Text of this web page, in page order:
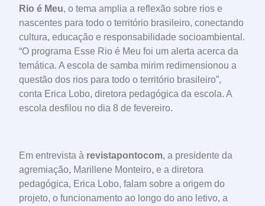
Rio é Meu, o tema amplia a reflexão sobre rios e
nascentes para todo o território brasileiro, conectando
cultura, educação e responsabilidade socioambiental.
“O programa Esse Rio é Meu foi um alerta acerca da
temática. A escola de samba mirim redimensionou a
questão dos rios para todo o território brasileiro”,
conta Erica Lobo, diretora pedagógica da escola. A
escola desfilou no dia 8 de fevereiro.
Em entrevista à revistapontocom, a presidente da
agremiação, Marillene Monteiro, e a diretora
pedagógica, Erica Lobo, falam sobre a origem do
projeto, o funcionamento ao longo do ano letivo, a